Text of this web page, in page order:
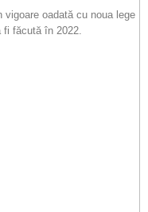
oadată cu noua lege
fi făcută în 2022.